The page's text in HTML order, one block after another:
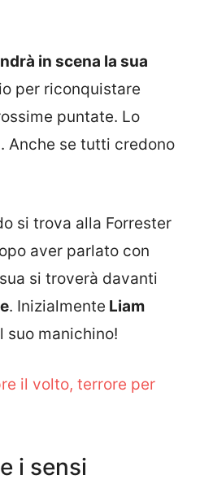
in scena la sua
per riconquistare
puntate. Lo
Anche se tutti credono
si trova alla Forrester
aver parlato con
si troverà davanti
. Inizialmente Liam
suo manichino!
il volto, terrore per
i sensi